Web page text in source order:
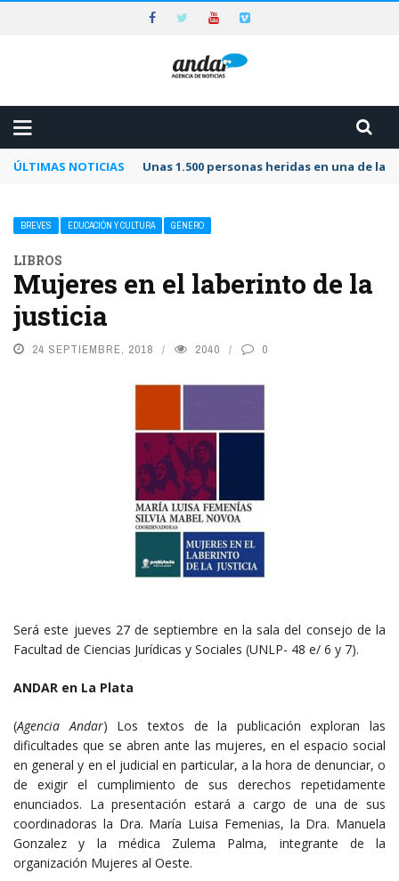
ÚLTIMAS NOTICIAS Unas 1.500 personas heridas en una de
BREVES EDUCACIÓN Y CULTURA GÉNERO
LIBROS
Mujeres en el laberinto de la
justicia
24 SEPTIEMBRE, 2018 2040 0
Será este jueves 27 de septiembre en la sala del consejo de la
Facultad de Ciencias Jurídicas y Sociales (UNLP- 48 e/ 6 y 7).
ANDAR en La Plata
(Agencia Andar) Los textos de la publicación exploran las
dificultades que se abren ante las mujeres, en el espacio social
en general y en el judicial en particular, a la hora de denunciar, o
de exigir el cumplimiento de sus derechos repetidamente
enunciados. La presentación estará a cargo de una de sus
coordinadoras la Dra. María Luisa Femenias, la Dra. Manuela
Gonzalez y la médica Zulema Palma, integrante de la
organización Mujeres al Oeste.